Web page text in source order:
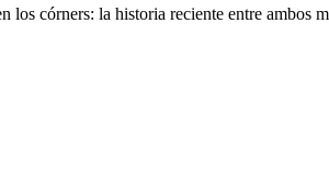
córners: la historia reciente entre ambos